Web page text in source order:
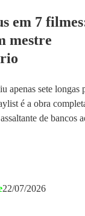
em 7
mestre
apenas sete longas
é a obra
de bancos
22/07/2026